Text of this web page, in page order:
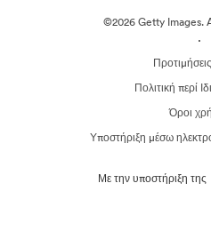
©2026 Getty Images.
·
Πολιτική περί
Όροι
Υποστήριξη μέσω
Με την υποστήριξη της